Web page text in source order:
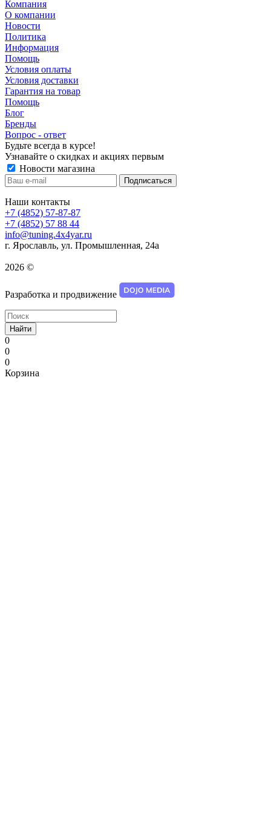
Компания
О компании
Новости
Политика
Информация
Помощь
Условия оплаты
Условия доставки
Гарантия на товар
Помощь
Блог
Бренды
Вопрос - ответ
Будьте всегда в курсе!
Узнавайте о скидках и акциях первым
Новости магазина
Наши контакты
+7 (4852) 57-87-87
+7 (4852) 57 88 44
info@tuning.4x4yar.ru
г. Ярославль, ул. Промышленная, 24а
2026 ©
Разработка и продвижение
Найти
0
0
0
Корзина